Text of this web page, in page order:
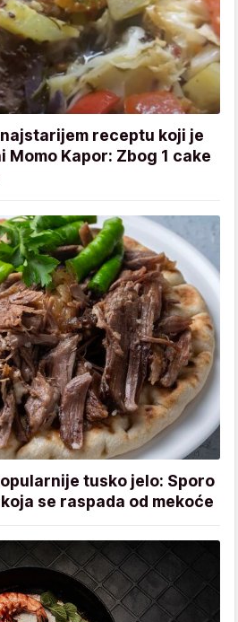
receptu koji je
Kapor: Zbog 1 cake
tusko jelo: Sporo
se raspada od mekoće